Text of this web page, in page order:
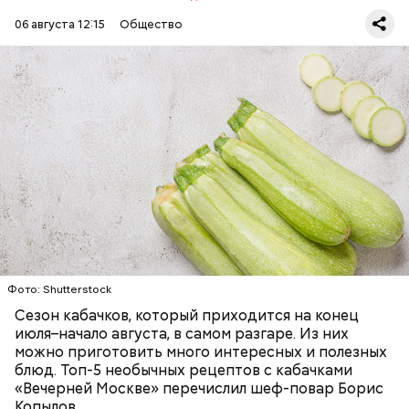
06 августа 12:15
Общество
Фото: Shutterstock
Сезон кабачков, который приходится на конец
июля–начало августа, в самом разгаре. Из них
можно приготовить много интересных и полезных
блюд. Топ-5 необычных рецептов с кабачками
«Вечерней Москве» перечислил шеф-повар Борис
Ингредиенты:
ЕДА ОВОЩИ РЕЦЕПТЫ
Вред дыни
Фото: Shutterstock